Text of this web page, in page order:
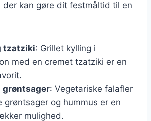
kan gøre dit festmåltid til en
tzatziki: Grillet kylling i
med en cremet tzatziki er en
grøntsager: Vegetariske falafler
grøntsager og hummus er en
mulighed.